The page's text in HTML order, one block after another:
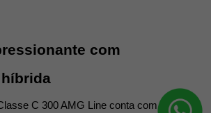
com
C 300 AMG Line conta com um